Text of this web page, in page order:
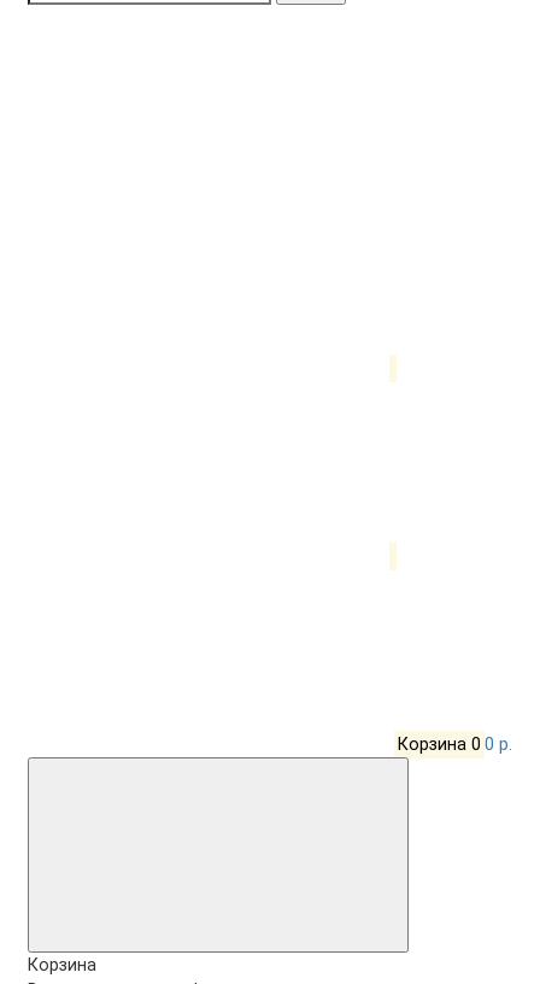
Корзина 0 0 р.
Корзина